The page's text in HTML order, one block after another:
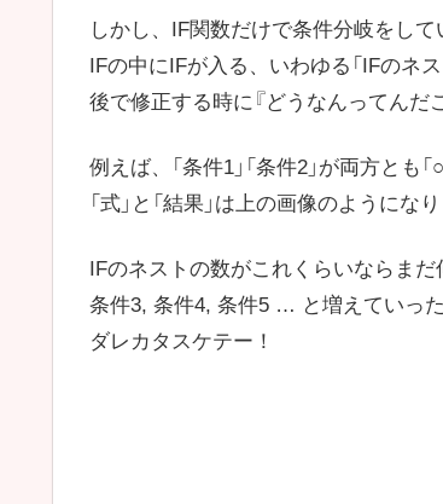
しかし、IF関数だけで条件分岐をして
IFの中にIFが入る、いわゆる「IFのネス
後で修正する時に『どうなんってんだ
例えば、「条件1」「条件2」が両方とも
「式」と「結果」は上の画像のようになり
IFのネストの数がこれくらいならま
条件3, 条件4, 条件5 … と増えていった
ダレカタスケテー！